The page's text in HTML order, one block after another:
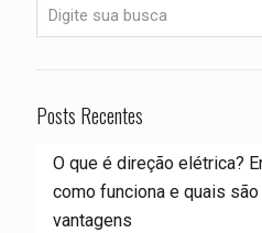
Posts Recentes
O que é direção elétrica?
como funciona e quais são
vantagens